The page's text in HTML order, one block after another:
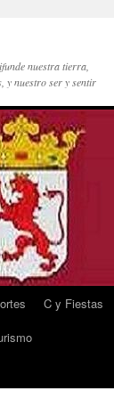
nuestra tierra,
y nuestro ser y sentir
C y Fiestas